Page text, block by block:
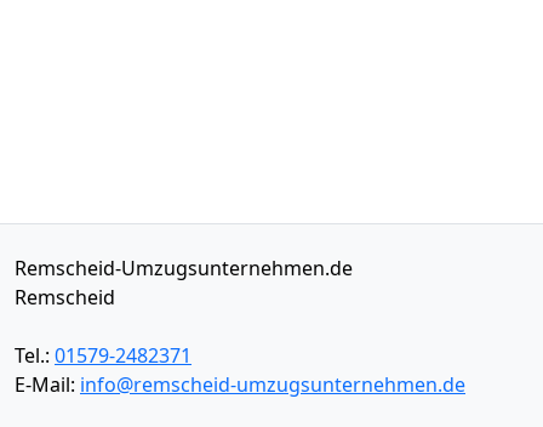
Remscheid-Umzugsunternehmen.de
Remscheid
Tel.: 01579-2482371
E-Mail: info@remscheid-umzugsunternehmen.de